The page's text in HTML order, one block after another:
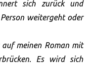
sich zurück und
weitergeht oder
meinen Roman mit
Es wird sich